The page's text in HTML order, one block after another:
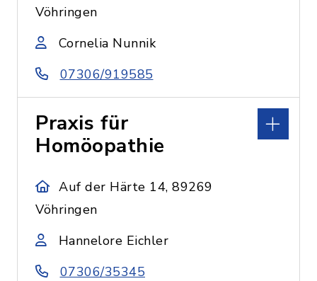
Vöhringen
Cornelia Nunnik
07306/919585
Praxis für
Homöopathie
Auf der Härte 14, 89269
Vöhringen
Hannelore Eichler
07306/35345